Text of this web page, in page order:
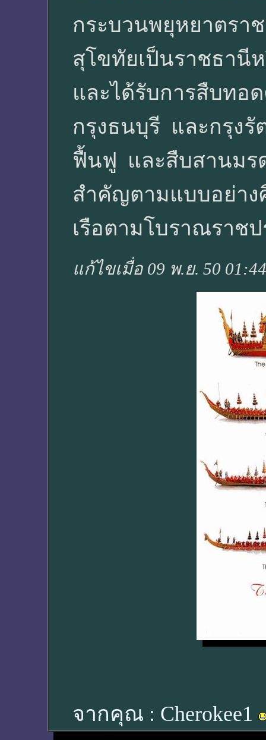
กระบวนพยุหยาตร
สุโขทัยเป็นราชธานี
และได้รับการสืบทอ
กรุงธนบุรี และกรุง
ฟื้นฟู และสืบสานมร
สำคัญตามแบบอย่าง
เรือตามโบราณราช
แก้ไขเมื่อ 09 พ.ย. 50
จากคุณ : Cherokee1